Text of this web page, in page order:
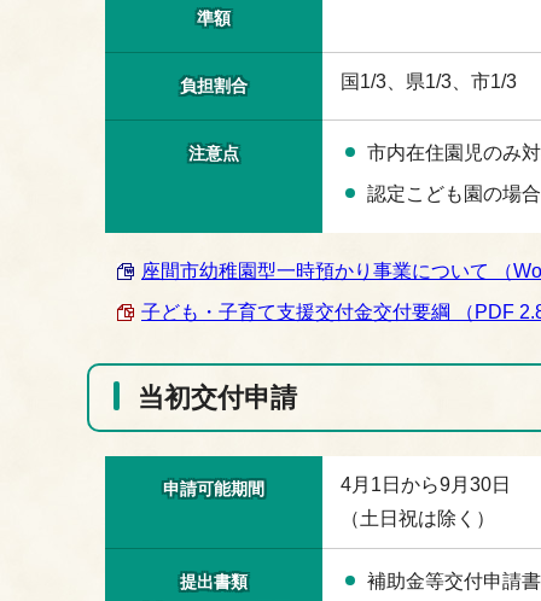
準額
負担割合 国1/3、県1/3、市1/3
注意点
市内在住園児のみ
認定こども園の場
座間市幼稚園型一時預かり事業について （
子ども・子育て支援交付金交付要綱 （PDF 2.8
当初交付申請
申請可能期間
4月1日から9月30日
（土日祝は除く）
提出書類
補助金等交付申請